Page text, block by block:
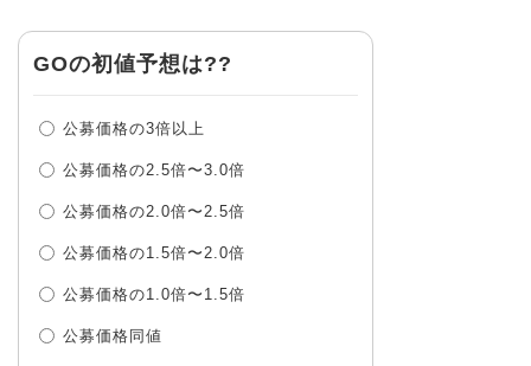
GOの初値予想は??
公募価格の3倍以上
公募価格の2.5倍〜3.0倍
公募価格の2.0倍〜2.5倍
公募価格の1.5倍〜2.0倍
公募価格の1.0倍〜1.5倍
公募価格同値